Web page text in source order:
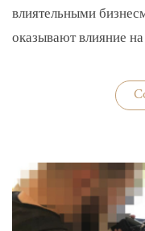
влиятельными
оказывают влияние